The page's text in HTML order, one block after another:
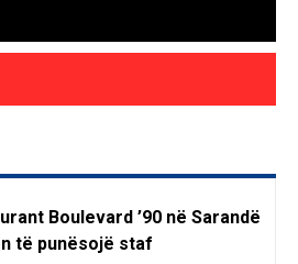
Boulevard ’90 në Sarandë
të punësojë staf